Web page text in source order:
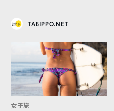
TABIPPO.NET
女子旅